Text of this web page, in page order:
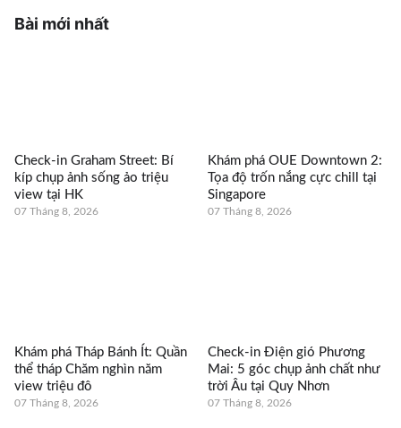
Bài mới nhất
Check-in Graham Street: Bí
kíp chụp ảnh sống ảo triệu
view tại HK
07 Tháng 8, 2026
Khám phá OUE Downtown 2:
Tọa độ trốn nắng cực chill tại
Singapore
07 Tháng 8, 2026
Khám phá Tháp Bánh Ít: Quần
thể tháp Chăm nghìn năm
view triệu đô
07 Tháng 8, 2026
Check-in Điện gió Phương
Mai: 5 góc chụp ảnh chất như
trời Âu tại Quy Nhơn
07 Tháng 8, 2026